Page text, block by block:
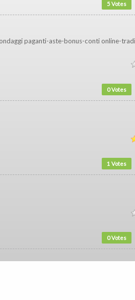
5 Votes
paganti-aste-bonus-conti online-
0 Votes
1 Votes
0 Votes